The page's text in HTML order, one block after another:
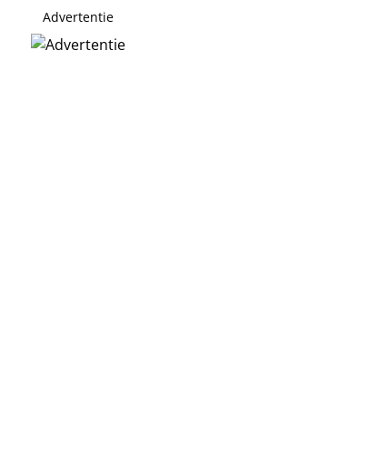
Advertentie